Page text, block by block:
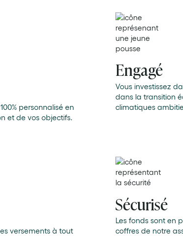
personnalisé en
et de vos objectifs.
Engagé
Vous investissez
dans la transition
climatiques
versements à tout
Sécurisé
Les fonds sont en
coffres de notre